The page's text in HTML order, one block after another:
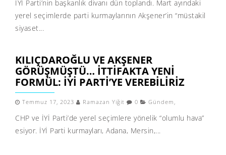
İYİ Parti’nin başkanlık divanı dün toplandı. Mart ayındaki
yerel seçimlerde parti kurmaylarının Akşener’in “müstakil
siyaset...
KILIÇDAROĞLU VE AKŞENER
GÖRÜŞMÜŞTÜ… İTTIFAKTA YENI
FORMÜL: İYİ PARTI’YE VEREBILIRIZ
Temmuz 17, 2023 Ramazan Yiğit 0 Gündem ,
CHP ve İYİ Parti’de yerel seçimlere yönelik “olumlu hava”
esiyor. İYİ Parti kurmayları, Adana, Mersin,...